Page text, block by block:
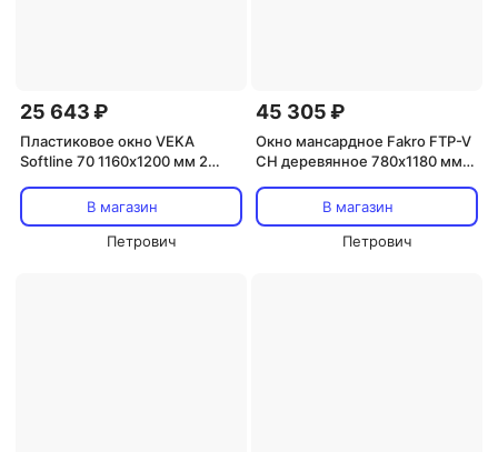
25 643 ₽
Пластиковое окно VEKA
Softline 70 1160х1200 мм 2
поворотно-откидная
двухкамерное с
энергосбережением
В магазин
Петрович
45 305 ₽
Окно мансардное Fakro FTP-V
CH деревянное 780х1180 мм
В магазин
Петрович